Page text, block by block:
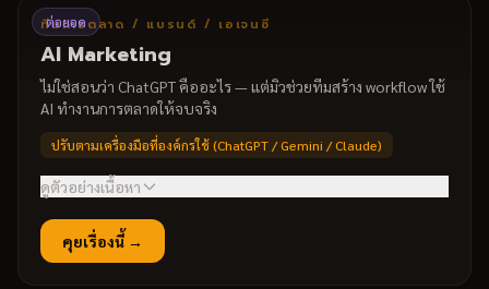
→สายสร้างต่อยอดด้วย Codex — สร้างระบบอัตโนมัติด้วยเอ
เจนต์
ตัวอย่างหัวข้อ
•เปลี่ยน ChatGPT เป็นพนักงานที่ทำงานจบเป็นชิ้น
•Prompt Library มาตรฐานทีม บนเครื่องมือที่มีอยู่
ต่อยอด
ทีมการตลาด / แบรนด์ / เอเจนซี
AI Marketing
ไม่ใช่สอนว่า ChatGPT คืออะไร — แต่มิวช่วยทีมสร้าง workflow ใช้
AI ทำงานการตลาดให้จบจริง
ปรับตามเครื่องมือที่องค์กรใช้ (ChatGPT / Gemini / Claude)
ดูตัวอย่างเนื้อหา
สิ่งที่ทีมจะทำได้
→เปลี่ยนการใช้ AI กระจัดกระจาย → workflow ที่จบงาน
คุยเรื่องนี้ →